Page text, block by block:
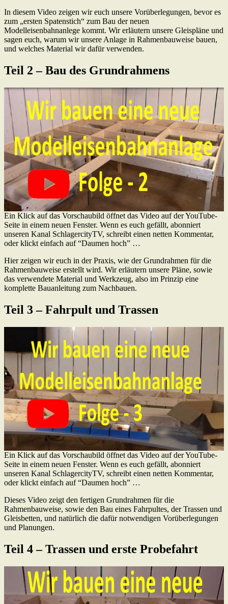
In diesem Video zeigen wir euch unsere Vorüberlegungen, bevor es
zum „ersten Spatenstich“ zum Bau der neuen
Modelleisenbahnanlege kommt. Wir erläutern unsere Gleispläne und
sagen euch, warum wir unsere Anlage in Rahmenbauweise bauen,
und welches Material wir dafür verwenden.
Teil 2 – Bau des Grundrahmens
Ein Klick auf das Vorschaubild öffnet das Video auf der YouTube-
Seite in einem neuen Fenster. Wenn es euch gefällt, abonniert
unseren Kanal SchlagercityTV, schreibt einen netten Kommentar,
oder klickt einfach auf “Daumen hoch” …
Hier zeigen wir euch in der Praxis, wie der Grundrahmen für die
Rahmenbauweise erstellt wird. Wir erläutern unsere Pläne, sowie
das verwendete Material und Werkzeug, also im Prinzip eine
komplette Bauanleitung zum Nachbauen.
Teil 3 – Fahrpult und Trassen
Ein Klick auf das Vorschaubild öffnet das Video auf der YouTube-
Seite in einem neuen Fenster. Wenn es euch gefällt, abonniert
unseren Kanal SchlagercityTV, schreibt einen netten Kommentar,
oder klickt einfach auf “Daumen hoch” …
Dieses Video zeigt den fertigen Grundrahmen für die
Rahmenbauweise, sowie den Bau eines Fahrpultes, der Trassen und
Gleisbetten, und natürlich die dafür notwendigen Vorüberlegungen
und Planungen.
Teil 4 – Trassen und erste Probefahrt